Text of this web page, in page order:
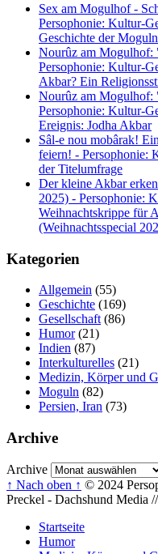
Sex am Mogulhof -
Persophonie: Kultur-
Geschichte der
Nourûz am Mogulhof:
Persophonie: Kultur-
Akbar? Ein
Nourûz am Mogulhof:
Persophonie: Kultur-
Ereignis: Jodha Akbar
Sâl-e nou mobârak!
feiern! - Persophonie:
der Titelumfrage
Der kleine Akbar
2025) - Persophonie:
Weihnachtskrippe für
(Weihnachtsspecial
Kategorien
Allgemein (55)
Geschichte (169)
Gesellschaft (86)
Humor(21)
Indien (87)
Interkulturelles (21)
Medizin, Körper und
Moguln (82)
Persien, Iran (73)
Archive
Archive
↑ Nach oben ↑ © 2024
Preckel - Dachshund Media
Startseite
Humor